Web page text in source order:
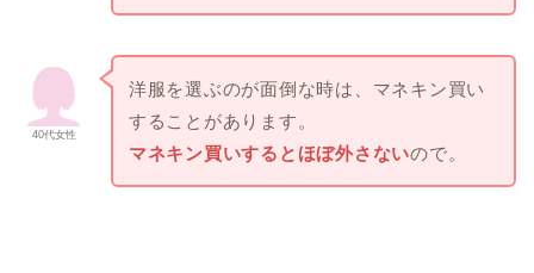
40代女性
洋服を選ぶのが面倒な時は、マネキン買い
することがあります。
マネキン買いするとほぼ外さないので。